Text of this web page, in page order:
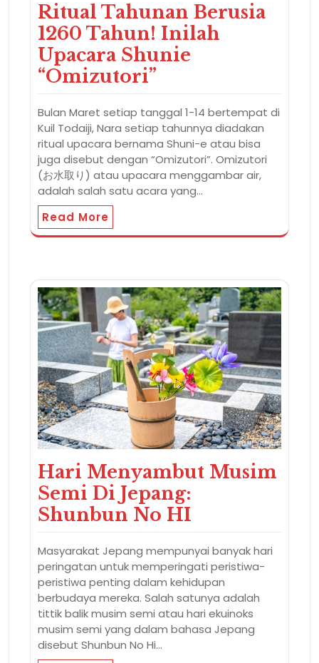
Ritual Tahunan Berusia
1260 Tahun! Inilah
Upacara Shunie
“Omizutori”
Bulan Maret setiap tanggal 1-14 bertempat di
Kuil Todaiji, Nara setiap tahunnya diadakan
ritual upacara bernama Shuni-e atau bisa
juga disebut dengan “Omizutori”. Omizutori
(お水取り) atau upacara menggambar air,
adalah salah satu acara yang…
Read More
Hari Menyambut Musim
Semi Di Jepang:
Shunbun No HI
Masyarakat Jepang mempunyai banyak hari
peringatan untuk memperingati peristiwa-
peristiwa penting dalam kehidupan
berbudaya mereka. Salah satunya adalah
tittik balik musim semi atau hari ekuinoks
musim semi yang dalam bahasa Jepang
disebut Shunbun No Hi…